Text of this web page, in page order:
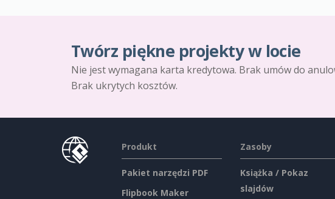
Twórz piękne projekty w locie
Nie jest wymagana karta kredytowa. Brak umów do
Brak ukrytych kosztów.
Produkt
Pakiet narzędzi PDF
Flipbook Maker
Zasoby
Książka / Pokaz
slajdów